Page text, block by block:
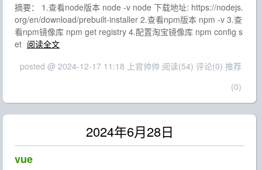
摘要： 1.查看node版本 node -v node 下载地址: https://nodejs.
org/en/download/prebuilt-installer 2.查看npm版本 npm -v 3.查
看npm镜像库 npm get registry 4.配置淘宝镜像库 npm config s
et 阅读全文
posted @ 2024-12-17 11:18 上官帅帅 阅读(54) 评论(0) 推荐
(0)
2024年6月28日
vue